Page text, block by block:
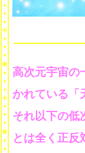
高次元宇宙の
かれている「
それ以下の低
とは全く正反